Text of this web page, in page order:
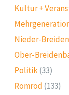
Kultur +
Nieder-
Ober-
Politik(33)
Romrod (133)